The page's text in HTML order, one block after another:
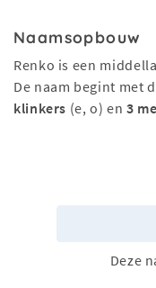
Naamsopbouw
Renko is een
De naam begint met
klinkers (e, o) en3
Deze